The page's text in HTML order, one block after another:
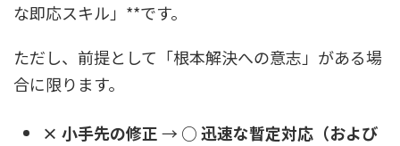
な即応スキル」**です。
ただし、前提として「根本解決への意志」がある場
合に限ります。
× 小手先の修正→ ○ 迅速な暫定対応（および